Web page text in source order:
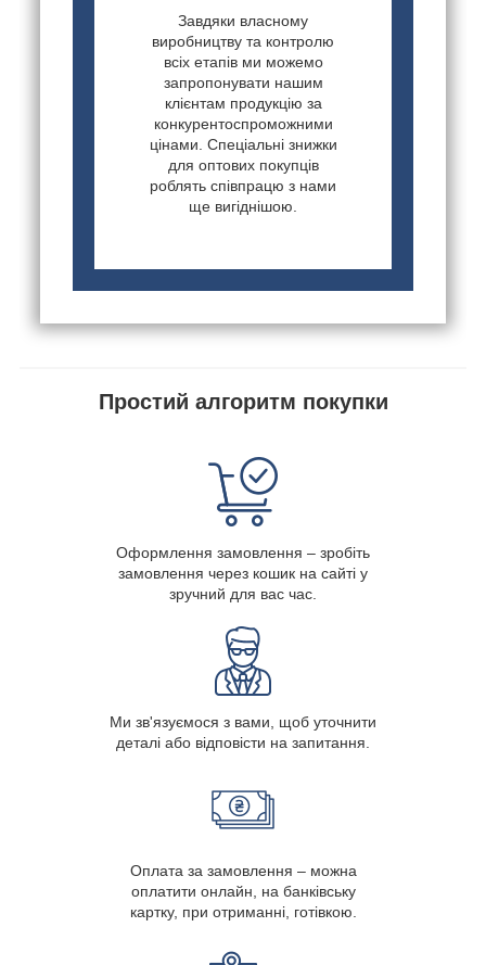
Завдяки власному
виробництву та контролю
всіх етапів ми можемо
запропонувати нашим
клієнтам продукцію за
конкурентоспроможними
цінами. Спеціальні знижки
для оптових покупців
роблять співпрацю з нами
ще вигіднішою.
Простий алгоритм покупки
Оформлення замовлення – зробіть
замовлення через кошик на сайті у
зручний для вас час.
Ми зв'язуємося з вами, щоб уточнити
деталі або відповісти на запитання.
Оплата за замовлення – можна
оплатити онлайн, на банківську
картку, при отриманні, готівкою.